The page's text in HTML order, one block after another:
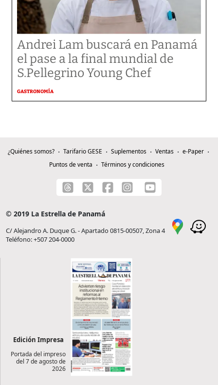
Andrei Lam buscará en Panamá
el pase a la final mundial de
S.Pellegrino Young Chef
GASTRONOMÍA
¿Quiénes somos? Tarifario GESE Suplementos Ventas
e-Paper
Puntos de venta
Términos y condiciones
© 2019 La Estrella de Panamá
C/ Alejandro A. Duque G. - Apartado 0815-00507, Zona 4
Teléfono: +507 204-0000
Edición Impresa
Portada del impreso
del 7 de agosto de
2026